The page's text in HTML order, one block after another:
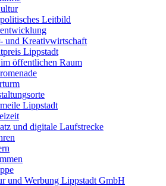
Leitbild
und Kreativwirtschaft
Lippstadt
öffentlichen Raum
Lippstadt
und digitale Laufstrecke
und Werbung Lippstadt GmbH